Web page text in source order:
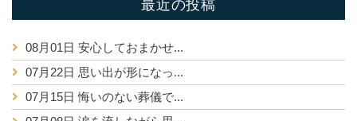
最近の投稿
08月01日 安心しておまかせ...
07月22日 思い出が形になっ...
07月15日 悔いのない葬儀で...